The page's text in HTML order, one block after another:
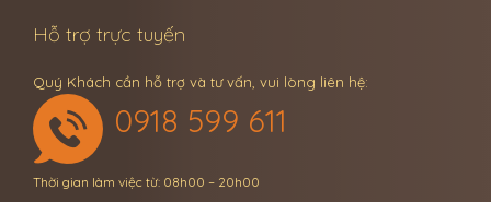
Hỗ trợ trực tuyến
Quý Khách cần hỗ trợ và tư vấn, vui lòng liên hệ:
0918 599 611
Thời gian làm việc từ: 08h00 – 20h00